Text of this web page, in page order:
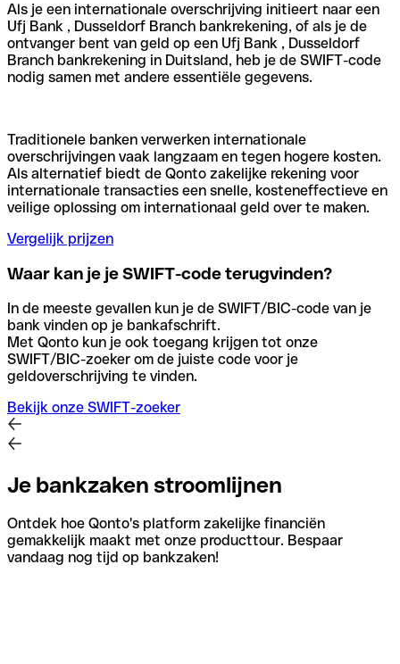
Als je een internationale overschrijving initieert naar een
Ufj Bank , Dusseldorf Branch bankrekening, of als je de
ontvanger bent van geld op een Ufj Bank , Dusseldorf
Branch bankrekening in Duitsland, heb je de SWIFT-code
nodig samen met andere essentiële gegevens.
Traditionele banken verwerken internationale
overschrijvingen vaak langzaam en tegen hogere kosten.
Als alternatief biedt de Qonto zakelijke rekening voor
internationale transacties een snelle, kosteneffectieve en
veilige oplossing om internationaal geld over te maken.
Vergelijk prijzen
Waar kan je je SWIFT-code terugvinden?
In de meeste gevallen kun je de SWIFT/BIC-code van je
bank vinden op je bankafschrift.
Met Qonto kun je ook toegang krijgen tot onze
SWIFT/BIC-zoeker om de juiste code voor je
geldoverschrijving te vinden.
Bekijk onze SWIFT-zoeker
Je bankzaken stroomlijnen
Ontdek hoe Qonto's platform zakelijke financiën
gemakkelijk maakt met onze producttour. Bespaar
vandaag nog tijd op bankzaken!